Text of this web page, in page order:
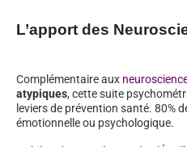
L’apport des
Complémentaire aux
atypiques, cette suite
leviers de prévention santé. 80%
émotionnelle ou psychologique.